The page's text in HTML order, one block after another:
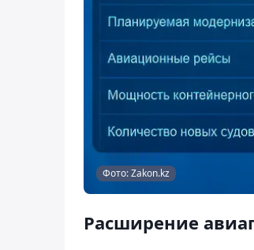
Фото: Zakon.kz
Расширение